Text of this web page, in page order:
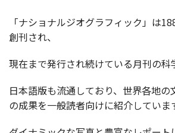
「ナショナルジオグラフィック」は
創刊され、
現在まで発行され続けている月刊の科
日本語版も流通しており、世界各地の
の成果を一般読者向けに紹介していま